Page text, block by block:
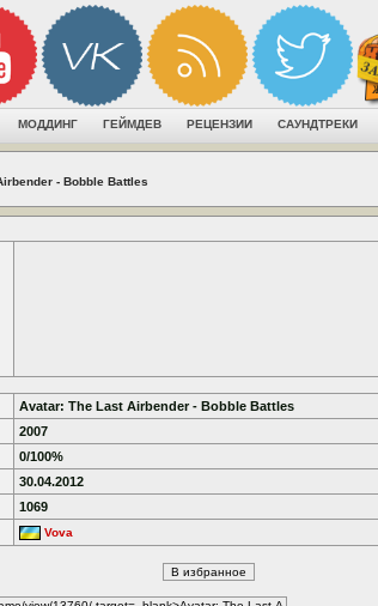
МОДДИНГ ГЕЙМДЕВ РЕЦЕНЗИИ САУНДТРЕКИ
- Bobble Battles
Avatar: The Last Airbender - Bobble Battles
2007
0/100%
30.04.2012
1069
Vova